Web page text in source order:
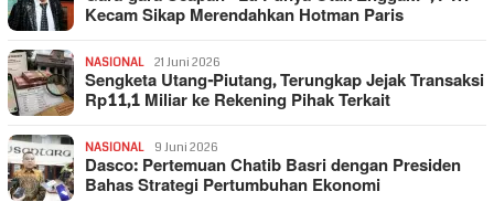
Kecam Sikap Merendahkan Hotman Paris
NASIONAL 21 Juni 2026
Sengketa Utang-Piutang, Terungkap Jejak Transaksi
Rp11,1 Miliar ke Rekening Pihak Terkait
NASIONAL 9 Juni 2026
Dasco: Pertemuan Chatib Basri dengan Presiden
Bahas Strategi Pertumbuhan Ekonomi